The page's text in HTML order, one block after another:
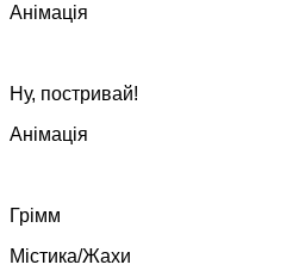
Анімація
Ну, постривай!
Анімація
Грімм
Містика/Жахи